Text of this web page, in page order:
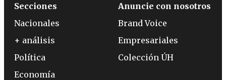
Secciones
Nacionales
+ análisis
Política
Economía
Anuncie con nosotros
Brand Voice
Empresariales
Colección ÚH